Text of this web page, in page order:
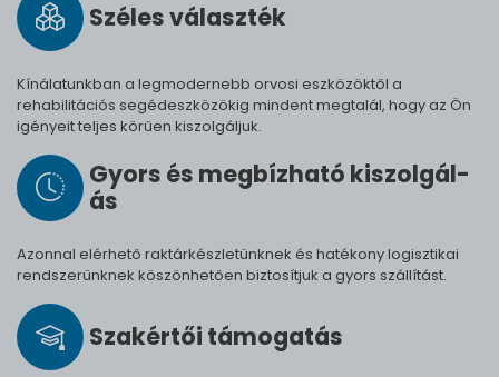
Széles vá­lasz­ték
Kínálatunkban a legmodernebb orvosi eszközöktől a
rehabilitációs segédeszközökig mindent megtalál, hogy az Ön
igényeit teljes körűen kiszolgáljuk.
Gyors és meg­bíz­ha­tó ki­szol­gál­
ás
Azonnal elérhető raktárkészletünknek és hatékony logisztikai
rendszerünknek köszönhetően biztosítjuk a gyors szállítást.
Szak­értői tá­mo­ga­tás